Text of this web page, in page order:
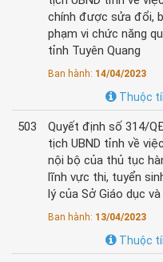
chính được sửa đổi,
phạm vi chức năng
tỉnh Tuyên Quang
Ban hành: 14/04/2023
Thuộc
503
Quyết định số 314/
tịch UBND tỉnh về
nội bộ của thủ tục
lĩnh vực thi, tuyển
lý của Sở Giáo dục
Ban hành: 13/04/2023
Thuộc